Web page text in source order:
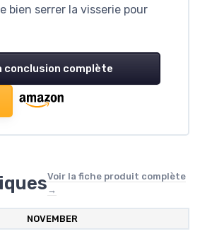
bien serrer la visserie pour
conclusion complète
Voir la fiche produit complète
→
NOVEMBER